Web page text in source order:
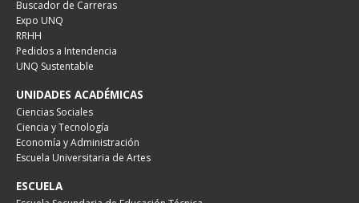
Buscador de Carreras
Expo UNQ
RRHH
Pedidos a Intendencia
UNQ Sustentable
UNIDADES ACADÉMICAS
Ciencias Sociales
Ciencia y Tecnología
Economía y Administración
Escuela Universitaria de Artes
ESCUELA